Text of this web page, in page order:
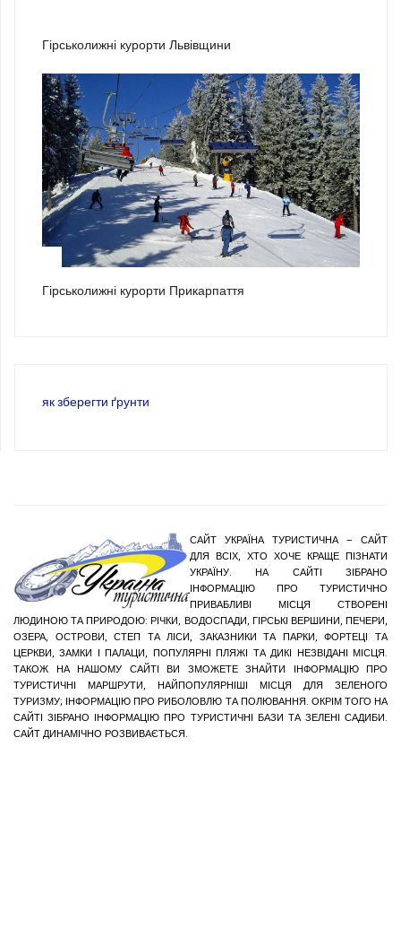
Гірськолижні курорти Львівщини
Гірськолижні курорти Прикарпаття
як зберегти ґрунти
САЙТ УКРАЇНА ТУРИСТИЧНА – САЙТ
ДЛЯ ВСІХ, ХТО ХОЧЕ КРАЩЕ ПІЗНАТИ
УКРАЇНУ. НА САЙТІ ЗІБРАНО
ІНФОРМАЦІЮ ПРО ТУРИСТИЧНО
ПРИВАБЛИВІ МІСЦЯ СТВОРЕНІ
ЛЮДИНОЮ ТА ПРИРОДОЮ: РІЧКИ, ВОДОСПАДИ, ГІРСЬКІ ВЕРШИНИ, ПЕЧЕРИ,
ОЗЕРА, ОСТРОВИ, СТЕП ТА ЛІСИ, ЗАКАЗНИКИ ТА ПАРКИ, ФОРТЕЦІ ТА
ЦЕРКВИ, ЗАМКИ І ПАЛАЦИ, ПОПУЛЯРНІ ПЛЯЖІ ТА ДИКІ НЕЗВІДАНІ МІСЦЯ.
ТАКОЖ НА НАШОМУ САЙТІ ВИ ЗМОЖЕТЕ ЗНАЙТИ ІНФОРМАЦІЮ ПРО
ТУРИСТИЧНІ МАРШРУТИ, НАЙПОПУЛЯРНІШІ МІСЦЯ ДЛЯ ЗЕЛЕНОГО
ТУРИЗМУ; ІНФОРМАЦІЮ ПРО РИБОЛОВЛЮ ТА ПОЛЮВАННЯ. ОКРІМ ТОГО НА
САЙТІ ЗІБРАНО ІНФОРМАЦІЮ ПРО ТУРИСТИЧНІ БАЗИ ТА ЗЕЛЕНІ САДИБИ.
САЙТ ДИНАМІЧНО РОЗВИВАЄТЬСЯ.